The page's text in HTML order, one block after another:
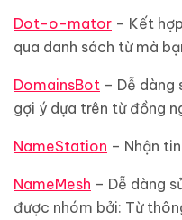
Dot-o-mator – Kết
qua danh sách từ mà
DomainsBot – Dễ dàng
gợi ý dựa trên từ đồng
NameStation – Nhận
NameMesh – Dễ dàng
được nhóm bởi: Từ